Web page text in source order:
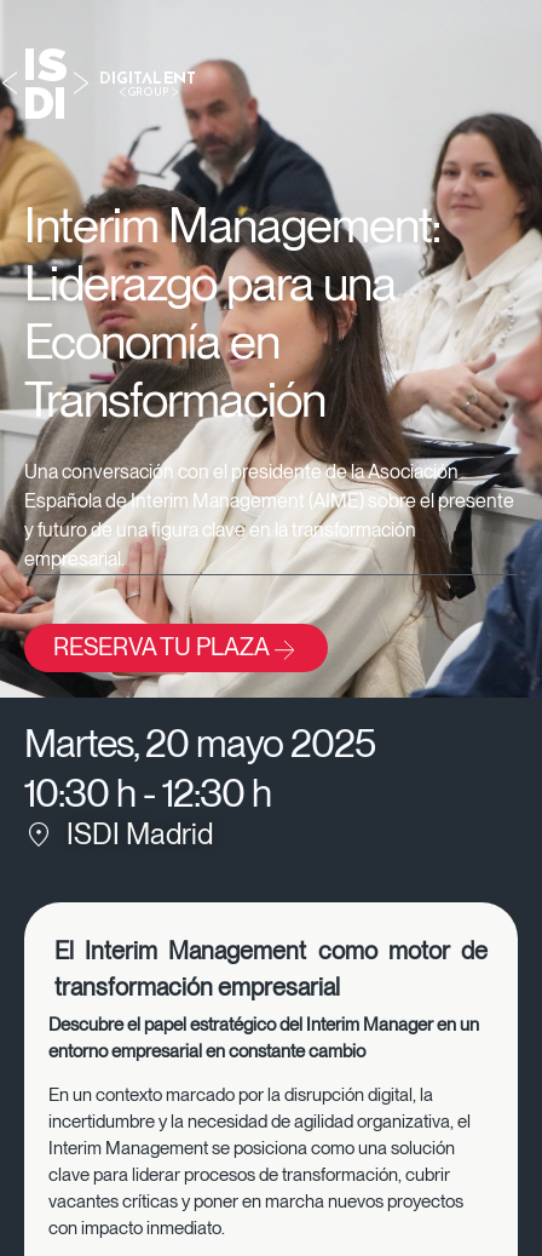
Interim Management:
Liderazgo para una
Economía en
Transformación
Una conversación con el presidente de la Asociación
Española de Interim Management (AIME) sobre el presente
y futuro de una figura clave en la transformación
empresarial.
RESERVA TU PLAZA
Martes, 20 mayo 2025
10:30 h - 12:30 h
ISDI Madrid
El Interim Management como motor de
transformación empresarial
Descubre el papel estratégico del Interim Manager en un
entorno empresarial en constante cambio
En un contexto marcado por la disrupción digital, la
incertidumbre y la necesidad de agilidad organizativa, el
Interim Management se posiciona como una solución
clave para liderar procesos de transformación, cubrir
vacantes críticas y poner en marcha nuevos proyectos
con impacto inmediato.